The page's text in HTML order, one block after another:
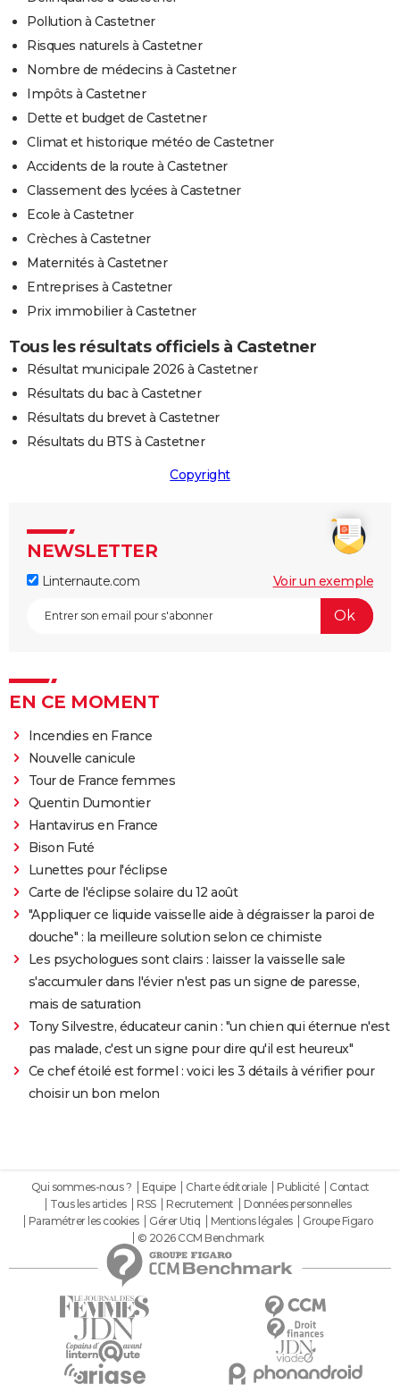
Pollution à Castetner
Risques naturels à Castetner
Nombre de médecins à Castetner
Impôts à Castetner
Dette et budget de Castetner
Climat et historique météo de Castetner
Accidents de la route à Castetner
Classement des lycées à Castetner
Ecole à Castetner
Crèches à Castetner
Maternités à Castetner
Entreprises à Castetner
Prix immobilier à Castetner
Tous les résultats officiels à Castetner
Résultat municipale 2026 à Castetner
Résultats du bac à Castetner
Résultats du brevet à Castetner
Résultats du BTS à Castetner
Copyright
NEWSLETTER
Linternaute.com Voir un exemple
EN CE MOMENT
Incendies en France
Nouvelle canicule
Tour de France femmes
Quentin Dumontier
Hantavirus en France
Bison Futé
Lunettes pour l'éclipse
Carte de l'éclipse solaire du 12 août
"Appliquer ce liquide vaisselle aide à dégraisser la paroi de
douche" : la meilleure solution selon ce chimiste
Les psychologues sont clairs : laisser la vaisselle sale
s'accumuler dans l'évier n'est pas un signe de paresse,
mais de saturation
Tony Silvestre, éducateur canin : "un chien qui éternue n'est
pas malade, c'est un signe pour dire qu'il est heureux"
Ce chef étoilé est formel : voici les 3 détails à vérifier pour
choisir un bon melon
Qui sommes-nous ? Equipe Charte éditoriale Publicité
Contact
Tous les articles
RSS Recrutement
Données personnelles
Paramétrer les cookies
Gérer Utiq Mentions légales
Groupe Figaro
© 2026 CCM Benchmark